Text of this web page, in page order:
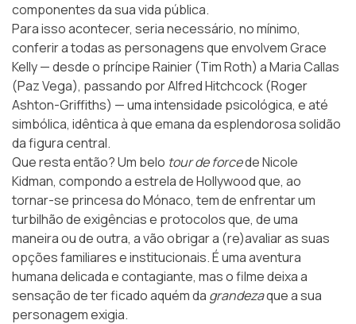
componentes da sua vida pública.
Para isso acontecer, seria necessário, no mínimo,
conferir a todas as personagens que envolvem Grace
Kelly — desde o príncipe Rainier (Tim Roth) a Maria Callas
(Paz Vega), passando por Alfred Hitchcock (Roger
Ashton-Griffiths) — uma intensidade psicológica, e até
simbólica, idêntica à que emana da esplendorosa solidão
da figura central.
Que resta então? Um belo tour de forcede Nicole
Kidman, compondo a estrela de Hollywood que, ao
tornar-se princesa do Mónaco, tem de enfrentar um
turbilhão de exigências e protocolos que, de uma
maneira ou de outra, a vão obrigar a (re)avaliar as suas
opções familiares e institucionais. É uma aventura
humana delicada e contagiante, mas o filme deixa a
sensação de ter ficado aquém da grandezaque a sua
personagem exigia.